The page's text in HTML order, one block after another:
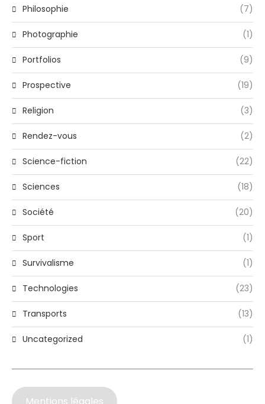
Philosophie (7)
Photographie (1)
Portfolios (9)
Prospective (19)
Religion (3)
Rendez-vous (2)
Science-fiction (22)
Sciences (18)
Société (20)
Sport (1)
Survivalisme (1)
Technologies (23)
Transports (13)
Uncategorized (1)
Mentions légales